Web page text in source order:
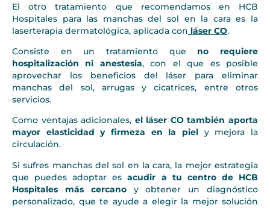
El otro tratamiento que recomendamos en HCB
Hospitales para las manchas del sol en la cara es la
laserterapia dermatológica, aplicada con láser CO.
Consiste en un tratamiento que no requiere
hospitalización ni anestesia, con el que es posible
aprovechar los beneficios del láser para eliminar
manchas del sol, arrugas y cicatrices, entre otros
servicios.
Como ventajas adicionales, el láser CO también aporta
mayor elasticidad y firmeza en la piel y mejora la
circulación.
Si sufres manchas del sol en la cara, la mejor estrategia
que puedes adoptar esacudir a tu centro de HCB
Hospitales más cercanoy obtener un diagnóstico
personalizado, que te ayude a elegir la mejor solución